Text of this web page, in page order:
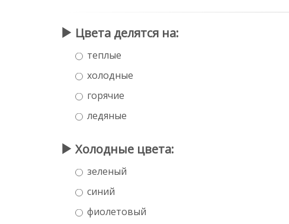
Цвета делятся на:
теплые
холодные
горячие
ледяные
Холодные цвета:
зеленый
синий
фиолетовый